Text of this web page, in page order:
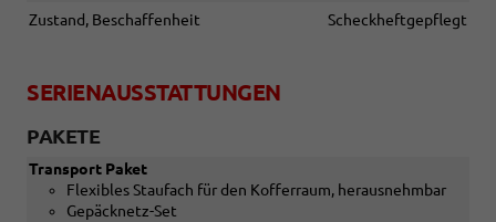
Zustand, Beschaffenheit
Scheckheftgepflegt
SERIENAUSSTATTUNGEN
PAKETE
Transport Paket
Flexibles Staufach für den Kofferraum, herausnehmbar
Gepäcknetz-Set